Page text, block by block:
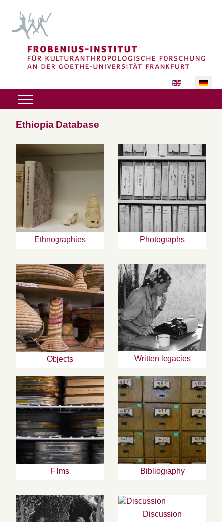
Sprache
Mobile Menu Toggle
Ethiopia Database
Ethnographies Photographs
Objects Written legacies
Films Bibliography
Discussion